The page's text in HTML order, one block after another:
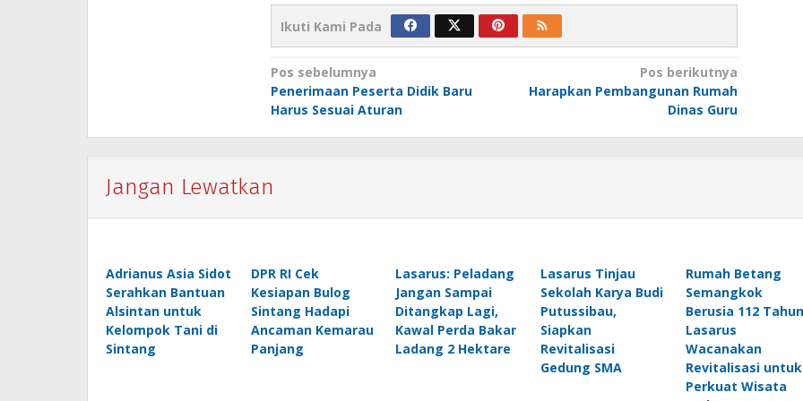
Ikuti Kami Pada
Navigasi
pos
Pos sebelumnya
Penerimaan Peserta Didik Baru
Harus Sesuai Aturan
Pos berikutnya
Harapkan Pembangunan Rumah
Dinas Guru
Jangan Lewatkan
Adrianus Asia Sidot
Serahkan Bantuan
Alsintan untuk
Kelompok Tani di
Sintang
DPR RI Cek
Kesiapan Bulog
Sintang Hadapi
Ancaman Kemarau
Panjang
Lasarus: Peladang
Jangan Sampai
Ditangkap Lagi,
Kawal Perda Bakar
Ladang 2 Hektare
Lasarus Tinjau
Sekolah Karya Budi
Putussibau,
Siapkan
Revitalisasi
Gedung SMA
Rumah Betang
Semangkok
Berusia 112
Lasarus
Wacanakan
Revitalisasi untuk
Perkuat Wisata